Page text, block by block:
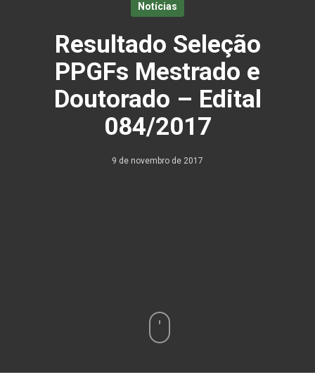
Notícias
Resultado Seleção
PPGFs Mestrado e
Doutorado – Edital
084/2017
9 de novembro de 2017